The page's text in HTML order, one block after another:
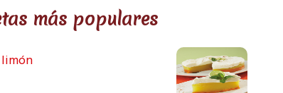
más populares